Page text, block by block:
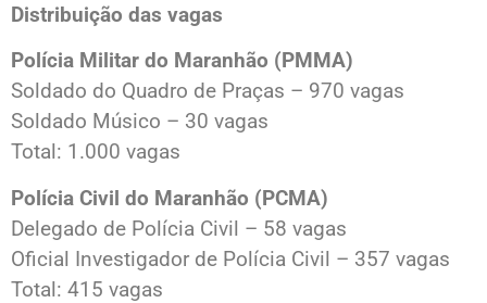
Distribuição das vagas
Polícia Militar do Maranhão (PMMA)
Soldado do Quadro de Praças – 970 vagas
Soldado Músico – 30 vagas
Total: 1.000 vagas
Polícia Civil do Maranhão (PCMA)
Delegado de Polícia Civil – 58 vagas
Oficial Investigador de Polícia Civil – 357 vagas
Total: 415 vagas